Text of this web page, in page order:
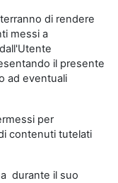
di rendere
messi a
il presente
ad eventuali
per
contenuti tutelati
durante il suo